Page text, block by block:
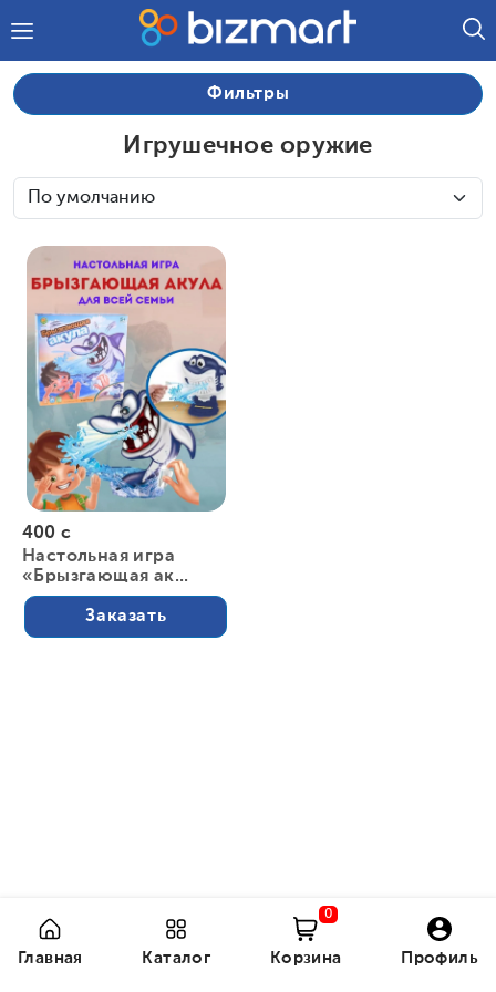
Фильтры
Игрушечное оружие
400 с
Настольная игра
«Брызгающая ак...
Заказать
Главная Каталог Корзина
0
Профиль